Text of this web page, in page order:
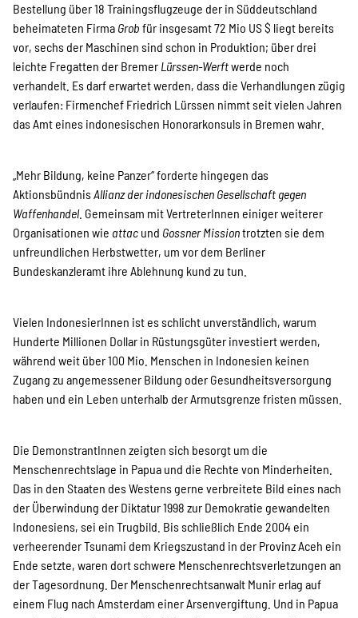
Bestellung über 18 Trainingsflugzeuge der in Süddeutschland
beheimateten Firma Grob für insgesamt 72 Mio US $ liegt bereits
vor, sechs der Maschinen sind schon in Produktion; über drei
leichte Fregatten der Bremer Lürssen-Werftwerde noch
verhandelt. Es darf erwartet werden, dass die Verhandlungen zügig
verlaufen: Firmenchef Friedrich Lürssen nimmt seit vielen Jahren
das Amt eines indonesischen Honorarkonsuls in Bremen wahr.
„Mehr Bildung, keine Panzer“ forderte hingegen das
AktionsbündnisAllianz der indonesischen Gesellschaft gegen
Waffenhandel. Gemeinsam mit VertreterInnen einiger weiterer
Organisationen wie attac und Gossner Missiontrotzten sie dem
unfreundlichen Herbstwetter, um vor dem Berliner
Bundeskanzleramt ihre Ablehnung kund zu tun.
Vielen IndonesierInnen ist es schlicht unverständlich, warum
Hunderte Millionen Dollar in Rüstungsgüter investiert werden,
während weit über 100 Mio. Menschen in Indonesien keinen
Zugang zu angemessener Bildung oder Gesundheitsversorgung
haben und ein Leben unterhalb der Armutsgrenze fristen müssen.
Die DemonstrantInnen zeigten sich besorgt um die
Menschenrechtslage in Papua und die Rechte von Minderheiten.
Das in den Staaten des Westens gerne verbreitete Bild eines nach
der Überwindung der Diktatur 1998 zur Demokratie gewandelten
Indonesiens, sei ein Trugbild. Bis schließlich Ende 2004 ein
verheerender Tsunami dem Kriegszustand in der Provinz Aceh ein
Ende setzte, waren dort schwere Menschenrechtsverletzungen an
der Tagesordnung. Der Menschenrechtsanwalt Munir erlag auf
einem Flug nach Amsterdam einer Arsenvergiftung. Und in Papua